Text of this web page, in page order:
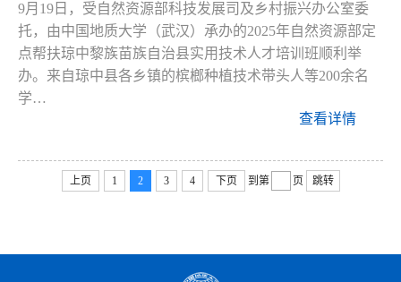
9月19日，受自然资源部科技发展司及乡村振兴办公室委
托，由中国地质大学（武汉）承办的2025年自然资源部定
点帮扶琼中黎族苗族自治县实用技术人才培训班顺利举
办。来自琼中县各乡镇的槟榔种植技术带头人等200余名
学…
查看详情
上页 1 2 3 4 下页 到第 页 跳转